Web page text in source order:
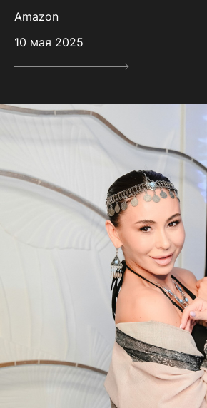
Amazon
10 мая 2025